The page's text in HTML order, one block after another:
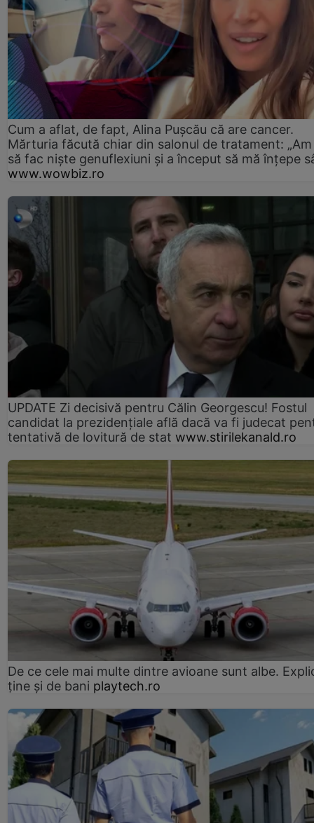
Cum a aflat, de fapt, Alina Pușcău că are cancer.
Mărturia făcută chiar din salonul de tratament:
să fac niște genuflexiuni și a început să mă înțepe
www.wowbiz.ro
UPDATE Zi decisivă pentru Călin Georgescu! Fostul
candidat la prezidențiale află dacă va fi judecat
tentativă de lovitură de stat www.stirilekanald.ro
De ce cele mai multe dintre avioane sunt albe.
ține și de bani playtech.ro